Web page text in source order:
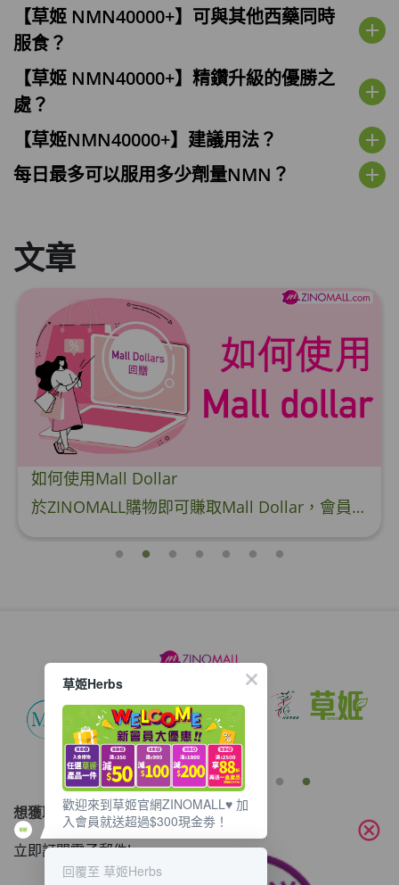
【草姬 NMN40000+】可與其他西藥同時
服食？
add
【草姬 NMN40000+】精鑽升級的優勝之
處？
add
【草姬NMN40000+】建議用法？ add
每日最多可以服用多少劑量NMN？ add
文章
如何使用Mall Dollar
於ZINOMALL購物即可賺取Mall Dollar，會員每次購物折實後每滿HK$100，即可賺取$5 Mall Dollar回贈。Mall Dollar 將會於訂單派送成功後7-14個工作天內自動加至客人户口。下次購物時，每 $1 Mall Dollar 即可當 HK$1 使用。 Step 1 請輸入電郵及密碼後按【登入】或直接連結Facebook 登入 Step 2 挑選合適貨品後，輸入購買數量，然後按【加入購物車】 Step 3 按一下右上角的購物車圖案 ,
想獲取最新的優惠資訊？
立即訂閱電子郵件!
cancel
草姬Herbs
歡迎來到草姬官網ZINOMALL♥️ 加
入會員就送超過$300現金劵！
回覆至 草姬Herbs